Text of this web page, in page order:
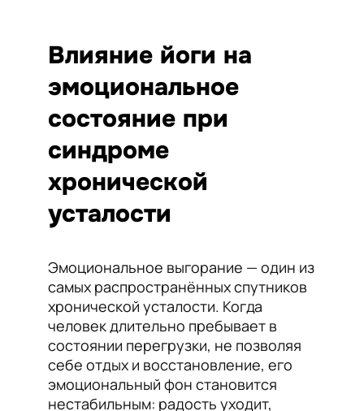
Влияние йоги на
эмоциональное
состояние при
синдроме
хронической
усталости
Эмоциональное выгорание — один из
самых распространённых спутников
хронической усталости. Когда
человек длительно пребывает в
состоянии перегрузки, не позволяя
себе отдых и восстановление, его
эмоциональный фон становится
нестабильным: радость уходит,